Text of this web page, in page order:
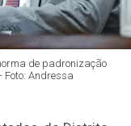
de padronização
Andressa